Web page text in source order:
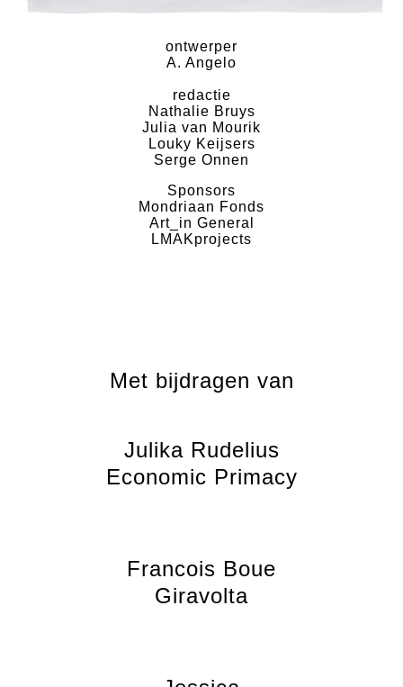
ontwerper
A. Angelo
redactie
Nathalie Bruys
Julia van Mourik
Louky Keijsers
Serge Onnen
Sponsors
Mondriaan Fonds
Art_in General
LMAKprojects
Met bijdragen van
Julika Rudelius
Economic Primacy
Francois Boue
Giravolta